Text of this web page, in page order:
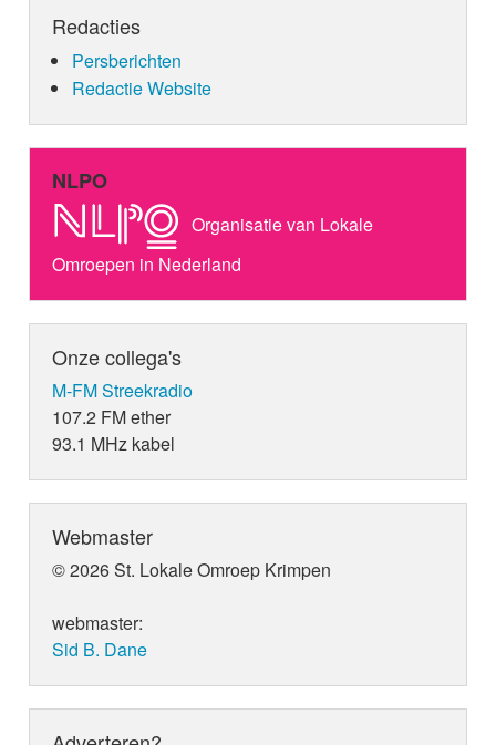
Redacties
Persberichten
Redactie Website
NLPO
Organisatie van Lokale
Omroepen in Nederland
Onze collega's
M-FM Streekradio
107.2 FM ether
93.1 MHz kabel
Webmaster
© 2026 St. Lokale Omroep Krimpen
webmaster:
Sid B. Dane